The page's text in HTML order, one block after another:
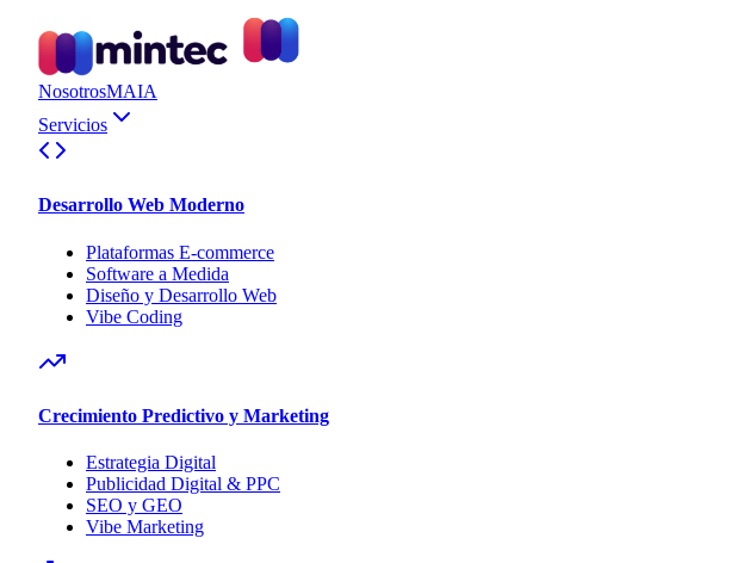
NosotrosMAIA
Servicios
Desarrollo Web Moderno
Plataformas E-commerce
Software a Medida
Diseño y Desarrollo Web
Vibe Coding
Crecimiento Predictivo y Marketing
Estrategia Digital
Publicidad Digital & PPC
SEO y GEO
Vibe Marketing